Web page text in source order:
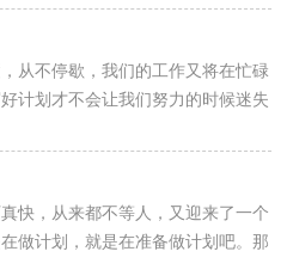
从不停歇，我们的工作又将在忙碌
计划才不会让我们努力的时候迷失
以下是小编收集整理的...
快，从来都不等人，又迎来了一个
做计划，就是在准备做计划吧。那
小编为大家收集的保洁...